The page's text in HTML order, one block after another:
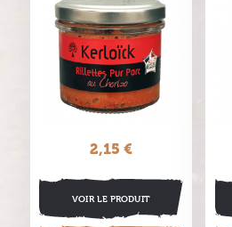
Prix
2,15 €
VOIR LE PRODUIT